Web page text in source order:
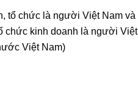
tổ chức là người Việt Nam
kinh doanh là người
Việt Nam)